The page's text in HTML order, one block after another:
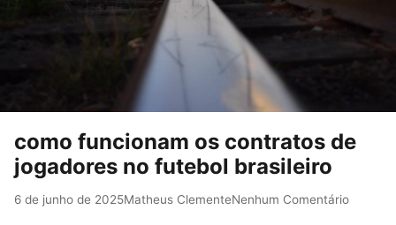
como funcionam os contratos de
jogadores no futebol brasileiro
6 de junho de 2025Matheus ClementeNenhum Comentário